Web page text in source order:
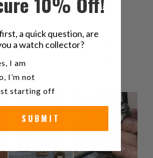
9
a quick question, are
a watch collector?
a watch collector?
I am
I’m not
starting off
SUBMIT